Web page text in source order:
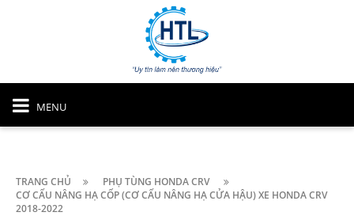
MENU
TRANG CHỦ
PHỤ TÙNG HONDA CRV
CƠ CẤU NÂNG HẠ CỐP (CƠ CẤU NÂNG HẠ CỬA HẬU) XE HONDA CRV
2018-2022